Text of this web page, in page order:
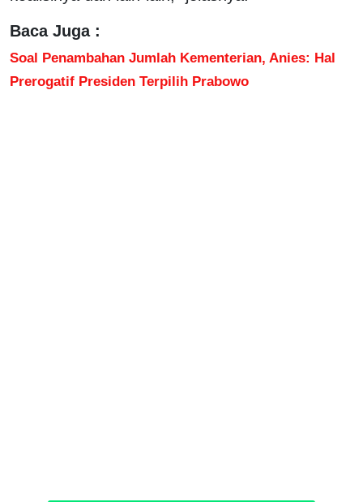
Baca Juga :
Soal Penambahan Jumlah Kementerian, Anies: Hal
Prerogatif Presiden Terpilih Prabowo